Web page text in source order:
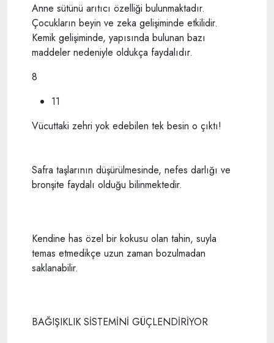
Anne sütünü arıtıcı özelliği bulunmaktadır.
Çocukların beyin ve zeka gelişiminde etkilidir.
Kemik gelişiminde, yapısında bulunan bazı
maddeler nedeniyle oldukça faydalıdır.
8
11
Vücuttaki zehri yok edebilen tek besin o çıktı!
Safra taşlarının düşürülmesinde, nefes darlığı ve
bronşite faydalı olduğu bilinmektedir.
Kendine has özel bir kokusu olan tahin, suyla
temas etmedikçe uzun zaman bozulmadan
saklanabilir.
BAĞIŞIKLIK SİSTEMİNİ GÜÇLENDİRİYOR